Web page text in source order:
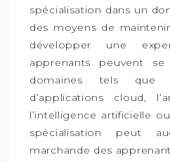
spécialisation dans un
des moyens de
développer une
apprenants peuvent
domaines tels que
d’applications cloud,
l’intelligence artificielle
spécialisation peut
marchande des